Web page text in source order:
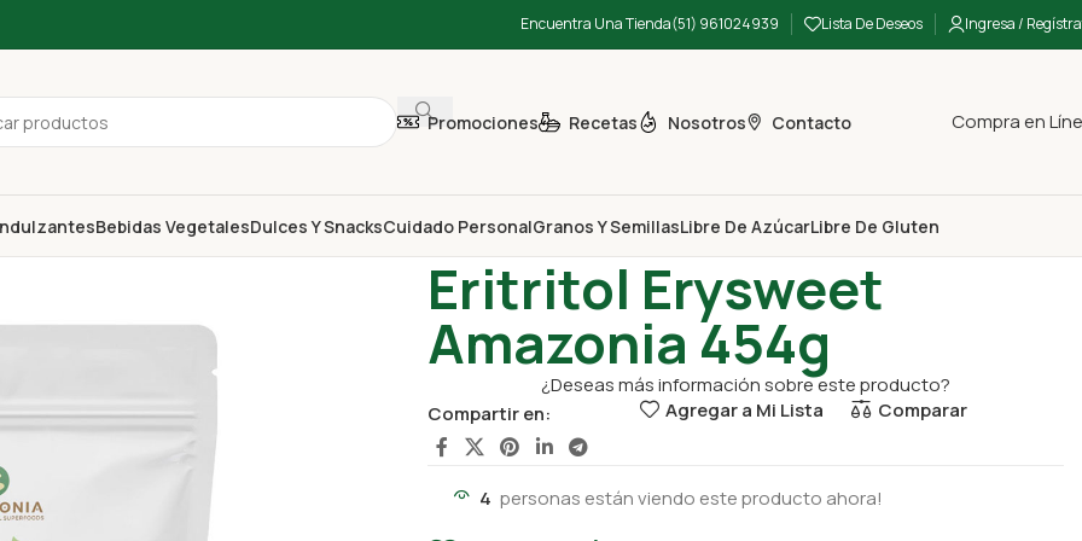
Encuentra Una Tienda(51) 961024939 Lista De Deseos Ingresa /
Promociones Recetas Nosotros Contacto Compra en
Bebidas VegetalesDulces Y SnacksCuidado PersonalGranos Y SemillasLibre De AzúcarLibre De Gluten
Eritritol Erysweet
Amazonia 454g
¿Deseas más información sobre este producto?
Compartir en:
Agregar a Mi Lista Comparar
4 personas están viendo este producto ahora!